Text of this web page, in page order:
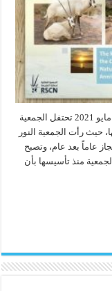
شبكة بيئة ابوظبي: الأردن، عمان، محمد العويمر، 1مايو 2021 تحتفل الجمعية
عاماً على تأسيسها، حيث رأت الجمعية النور
مسيرة الإنجاز عاماً بعد عام، وتصبح
منذ تأسيسها بأن